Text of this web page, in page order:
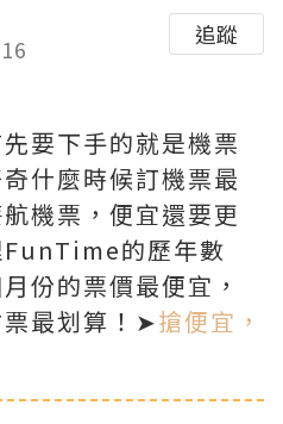
追蹤
要下手的就是機票
什麼時候訂機票最
機票，便宜還要更
的歷年數
份的票價最便宜，
最划算！➤搶便宜，